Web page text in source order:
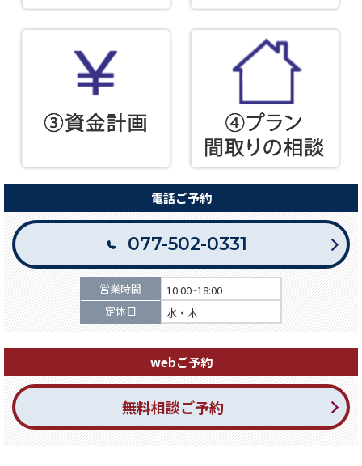
電話ご予約
077-502-0331
営業時間
10:00~18:00
定休日
水・木
webご予約
無料相談ご予約